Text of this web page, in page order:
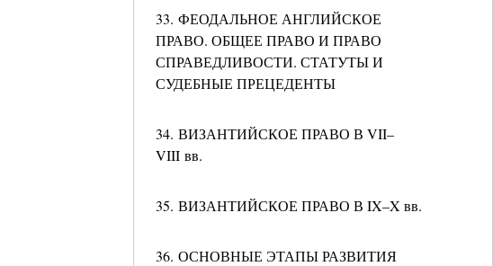
33. ФЕОДАЛЬНОЕ АНГЛИЙСКОЕ
ПРАВО. ОБЩЕЕ ПРАВО И ПРАВО
СПРАВЕДЛИВОСТИ. СТАТУТЫ И
СУДЕБНЫЕ ПРЕЦЕДЕНТЫ
34. ВИЗАНТИЙСКОЕ ПРАВО В VII–
VIII вв.
35. ВИЗАНТИЙСКОЕ ПРАВО В IX–X вв.
36. ОСНОВНЫЕ ЭТАПЫ РАЗВИТИЯ